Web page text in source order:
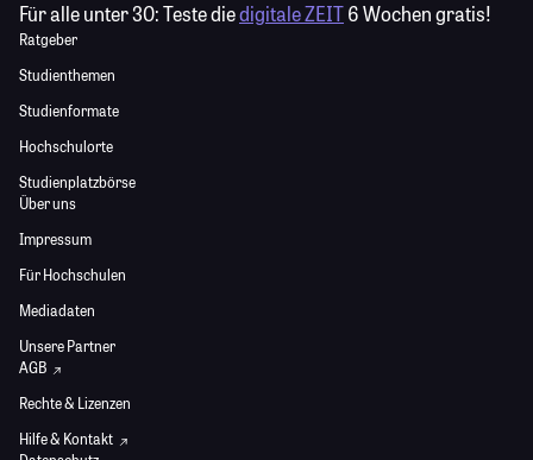
Für alle unter 30:Teste diedigitale ZEIT6 Wochen gratis!
Ratgeber
Studienthemen
Studienformate
Hochschulorte
Studienplatzbörse
Über uns
Impressum
Für Hochschulen
Mediadaten
Unsere Partner
AGB
Rechte & Lizenzen
Hilfe & Kontakt